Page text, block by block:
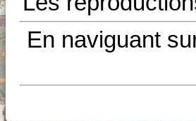
En naviguant